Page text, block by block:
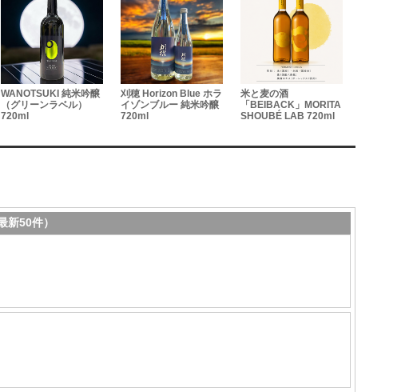
WANOTSUKI 純米吟醸
（グリーンラベル）
720ml
刈穂 Horizon Blue ホラ
イゾンブルー 純米吟醸
720ml
米と麦の酒
「BEIBACK」MORITA
SHOUBÉ LAB 720ml